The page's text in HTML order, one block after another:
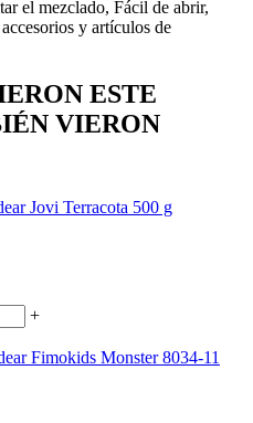
el mezclado, Fácil de abrir,
y artículos de
ESTE
VIERON
Jovi Terracota 500 g
+
Fimokids Monster 8034-11